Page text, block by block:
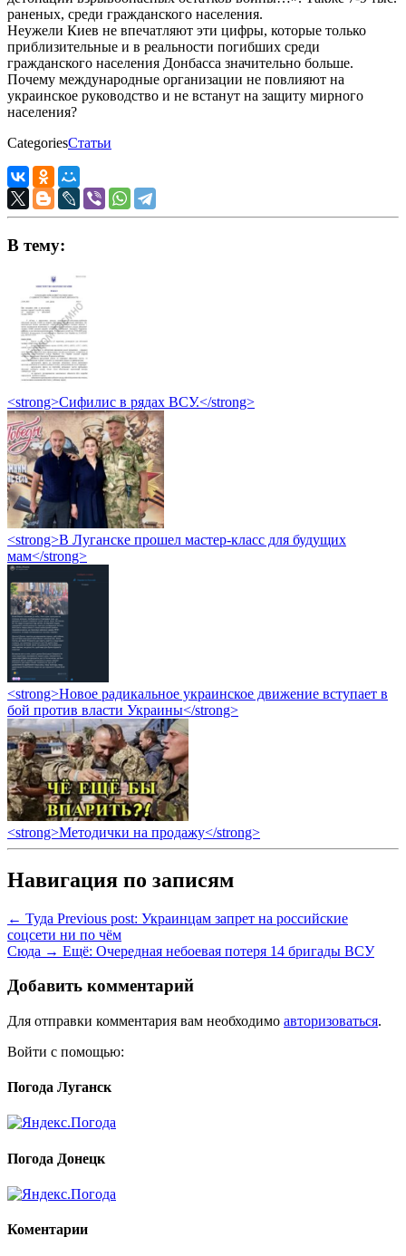
раненых, среди гражданского населения.
Неужели Киев не впечатляют эти цифры, которые только
приблизительные и в реальности погибших среди
гражданского населения Донбасса значительно больше.
Почему международные организации не повлияют на
украинское руководство и не встанут на защиту мирного
населения?
CategoriesСтатьи
В тему:
<strong>Сифилис в рядах ВСУ.</strong>
<strong>В Луганске прошел мастер-класс для будущих
мам</strong>
<strong>Новое радикальное украинское движение вступает в
бой против власти Украины</strong>
<strong>Методички на продажу</strong>
Навигация по записям
← Туда Previous post: Украинцам запрет на российские
соцсети ни по чём
Сюда → Ещё: Очередная небоевая потеря 14 бригады ВСУ
Добавить комментарий
Для отправки комментария вам необходимо авторизоваться.
Войти с помощью:
Погода Луганск
Погода Донецк
Коментарии